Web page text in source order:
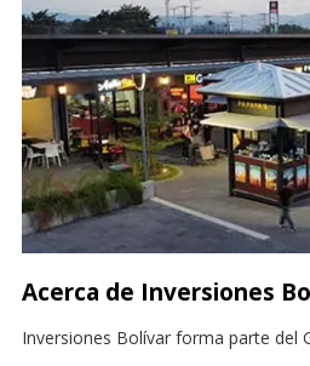
Acerca de Inversiones
Inversiones Bolívar forma parte del